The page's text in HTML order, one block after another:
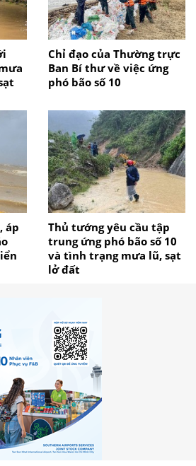
Chỉ đạo của Thường trực
Ban Bí thư về việc ứng
phó bão số 10
áp
Thủ tướng yêu cầu tập
trung ứng phó bão số 10
và tình trạng mưa lũ, sạt
lở đất